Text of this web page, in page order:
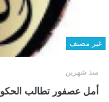
غير مصنف
منذ شهرين
أمل عصفور تطالب